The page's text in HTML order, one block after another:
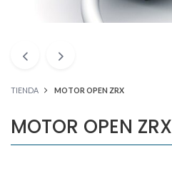
TIENDA MOTOR OPEN ZRX
MOTOR OPEN ZRX